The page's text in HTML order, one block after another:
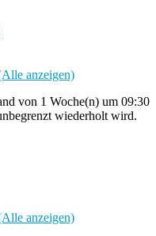
anzeigen)
von 1 Woche(n) um 09:30
wiederholt wird.
anzeigen)